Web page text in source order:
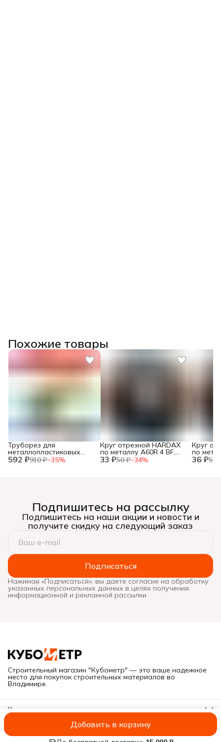
Добавить в корзину
Похожие товары
592 ₽910 ₽−35%
Труборез для
металлопластиковых
труб, до 42мм, (шт.) 33 ₽50 ₽−34%
Круг отрезной HARDAX
по металлу A60R 4 BF,
125 х 1,2 х 22 мм, (шт.) 36 ₽55
Круг
по
125 х
Подпишитесь на рассылку
Подпишитесь на наши акции и новости и
получите скидку на следующий заказ
Подписаться
Нажимая «Подписаться», вы даете согласие на обработку
указанных персональных данных в целях получения
информационной и рекламной рассылки
Строительный магазин "Кубометр" — это ваше надежное
место для покупок строительных материалов во
Владимире.
Контакты
Г. Владимир, ул. Куйбышева, дом 28Е
Иван
ИП Савельева А.В.ОплатаДоставкаПравила возврата